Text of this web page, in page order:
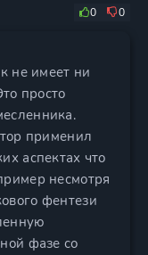
0 0
не имеет ни
просто
применил
аспектах что
несмотря
фентези
фазе со